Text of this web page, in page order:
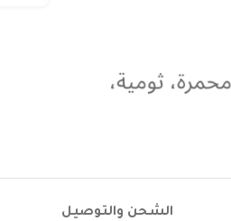
الشحن والتوصيل